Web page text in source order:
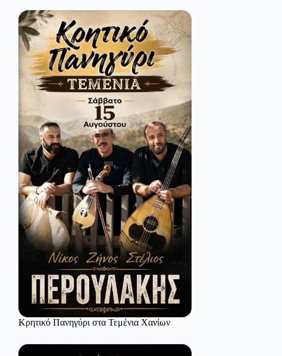
Κρητικό Πανηγύρι στα Τεμένια Χανίων